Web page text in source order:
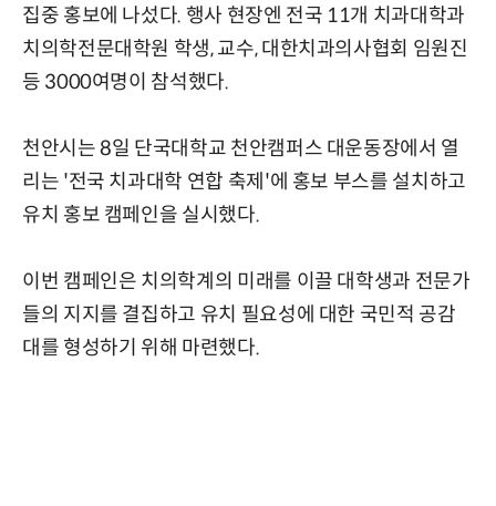
집중 홍보에 나섰다. 행사 현장엔 전국 11개 치과대학과
치의학전문대학원 학생, 교수, 대한치과의사협회 임원진
등 3000여명이 참석했다.
천안시는 8일 단국대학교 천안캠퍼스 대운동장에서 열
리는 '전국 치과대학 연합 축제'에 홍보 부스를 설치하고
유치 홍보 캠페인을 실시했다.
이번 캠페인은 치의학계의 미래를 이끌 대학생과 전문가
들의 지지를 결집하고 유치 필요성에 대한 국민적 공감
대를 형성하기 위해 마련했다.